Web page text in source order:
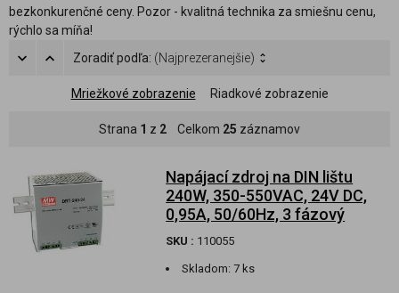
bezkonkurenčné ceny. Pozor - kvalitná technika za smiešnu cenu,
rýchlo sa míňa!
Zoradiť podľa: (Najprezeranejšie)
Mriežkové zobrazenie Riadkové zobrazenie
Strana 1 z 2 Celkom 25 záznamov
Napájací zdroj na DIN lištu
240W, 350-550VAC, 24V DC,
0,95A, 50/60Hz, 3 fázový
SKU : 110055
Skladom:7 ks